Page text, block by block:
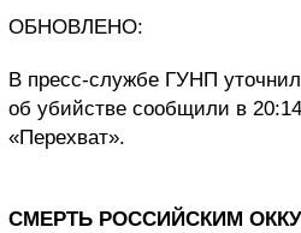
ОБНОВЛЕНО:
В пресс-службе ГУНП
об убийстве сообщили в
«Перехват».
СМЕРТЬ РОССИЙСКИМ